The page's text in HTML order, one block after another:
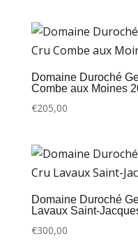
Domaine Duroché
Combe aux Moines
€205,00
Domaine Duroché
Lavaux Saint-
€300,00